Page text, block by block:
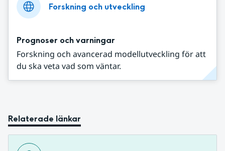
Forskning och utveckling
Prognoser och varningar
Forskning och avancerad modellutveckling för att
du ska veta vad som väntar.
Relaterade länkar